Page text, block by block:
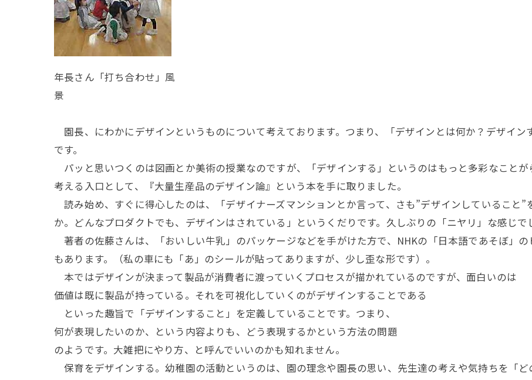
年長さん「打ち合わせ」風
景
園長、にわかにデザインというものについて考えております。つまり、「デザインとは何か？デザイ
です。
パッと思いつくのは図画とか美術の授業なのですが、「デザインする」というのはもっと多彩なこと
考える入口として、『大量生産品のデザイン論』という本を手に取りました。
読み始め、すぐに得心したのは、「デザイナーズマンションとか言って、さも”デザインしていること
か。どんなプロダクトでも、デザインはされている」というくだりです。久しぶりの「ニヤリ」な感じで
著者の佐藤さんは、「おいしい牛乳」のパッケージなどを手がけた方で、NHKの「日本語であそぼ」
もあります。（私の車にも「あ」のシールが貼ってありますが、少し歪な形です）。
本ではデザインが決まって製品が消費者に渡っていくプロセスが描かれているのですが、面白いのは
価値は既に製品が持っている。それを可視化していくのがデザインすることである
といった趣旨で「デザインすること」を定義していることです。つまり、
何が表現したいのか、という内容よりも、どう表現するかという方法の問題
のようです。大雑把にやり方、と呼んでいいのかも知れません。
保育をデザインする。幼稚園の活動というのは、園の理念や園長の思い、先生達の考えや気持ちを「